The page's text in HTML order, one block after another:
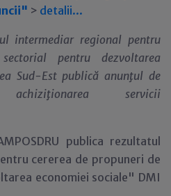
> detalii...
intermediar regional pentru
pentru dezvoltarea
Sud-Estpublică anunţul de
achiziţionarea servicii
publica rezultatul
cererea de propuneri de
economiei sociale" DMI